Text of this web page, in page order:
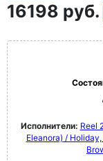
16198 руб.
Исполнители: Reel
Eleanora) /